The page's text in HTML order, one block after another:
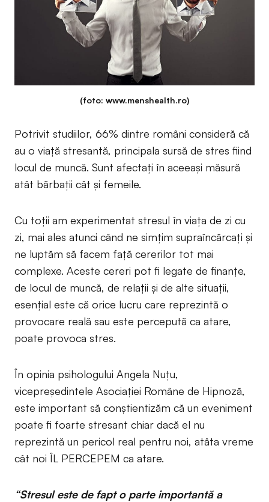
(foto: www.menshealth.ro)
Potrivit studiilor, 66% dintre români consideră că
au o viață stresantă, principala sursă de stres fiind
locul de muncă. Sunt afectați în aceeași măsură
atât bărbații cât și femeile.
Cu toții am experimentat stresul în viața de zi cu
zi, mai ales atunci când ne simțim supraîncărcați și
ne luptăm să facem față cererilor tot mai
complexe. Aceste cereri pot fi legate de finanțe,
de locul de muncă, de relații și de alte situații,
esențial este că orice lucru care reprezintă o
provocare reală sau este percepută ca atare,
poate provoca stres.
În opinia psihologului Angela Nuţu,
vicepreşedintele Asociaţiei Române de Hipnoză,
este important să conștientizăm că un eveniment
poate fi foarte stresant chiar dacă el nu
reprezintă un pericol real pentru noi, atâta vreme
cât noi ÎL PERCEPEM ca atare.
“Stresul este de fapt o parte importantă a